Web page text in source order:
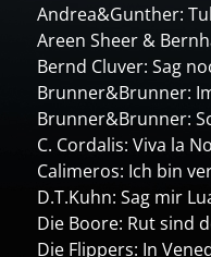
Andrea&Gunther:
Areen Sheer &
Bernd Cluver: Sag
Brunner&Brunner:
Brunner&Brunner:
C. Cordalis: Viva la
Calimeros: Ich bin
D.T.Kuhn: Sag mir
Die Boore: Rut sind
Die Flippers: In